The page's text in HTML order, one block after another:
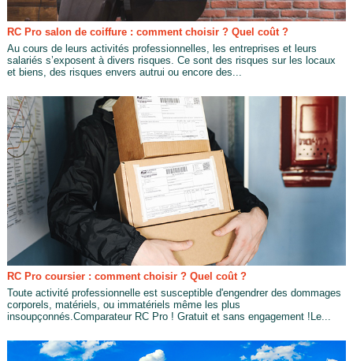
RC Pro salon de coiffure : comment choisir ? Quel coût ?
Au cours de leurs activités professionnelles, les entreprises et leurs
salariés s’exposent à divers risques. Ce sont des risques sur les locaux
et biens, des risques envers autrui ou encore des...
RC Pro coursier : comment choisir ? Quel coût ?
Toute activité professionnelle est susceptible d'engendrer des dommages
corporels, matériels, ou immatériels même les plus
insoupçonnés.Comparateur RC Pro ! Gratuit et sans engagement !Le...